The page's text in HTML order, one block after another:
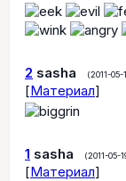
2 sasha (2011-05-
[Материал]
1 sasha (2011-05-
[Материал]